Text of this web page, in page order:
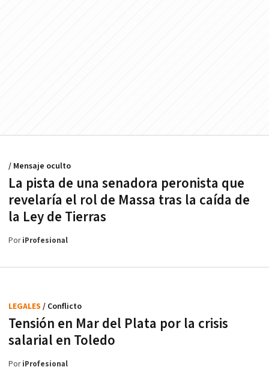
La pista de una senadora peronista que
revelaría el rol de Massa tras la caída de
la Ley de Tierras
/ Mensaje oculto
PoriProfesional
Tensión en Mar del Plata por la crisis
salarial en Toledo
LEGALES / Conflicto
PoriProfesional